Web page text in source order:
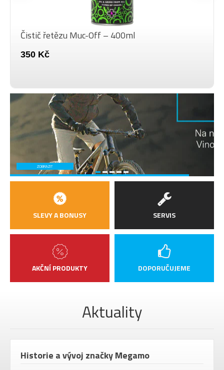
Čistič řetězu Muc-Off – 400ml
350 Kč
ZOBRAZIT
SLEVY A BONUSY
AKČNÍ PRODUKTY
SERVIS
DOPORUČUJEME
Aktuality
Historie a vývoj značky Megamo